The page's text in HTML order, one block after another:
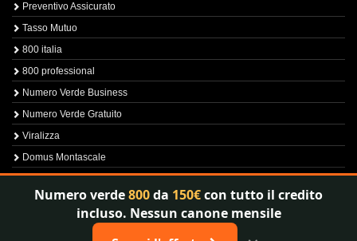
Preventivo Assicurato
Tasso Mutuo
800 italia
800 professional
Numero Verde Business
Numero Verde Gratuito
Viralizza
Domus Montascale
Sprint800
Verfica Numero Verde
Numero verde800da 150€con tutto il credito
incluso. Nessun canone mensile